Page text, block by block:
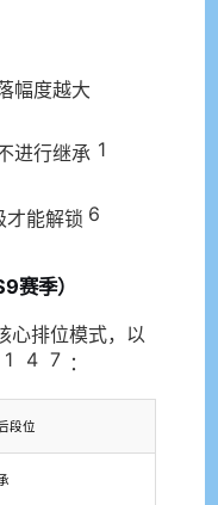
幅度越大
进行继承 1
才能解锁 6
赛季）
心排位模式，以
1 4 7 ：
段位